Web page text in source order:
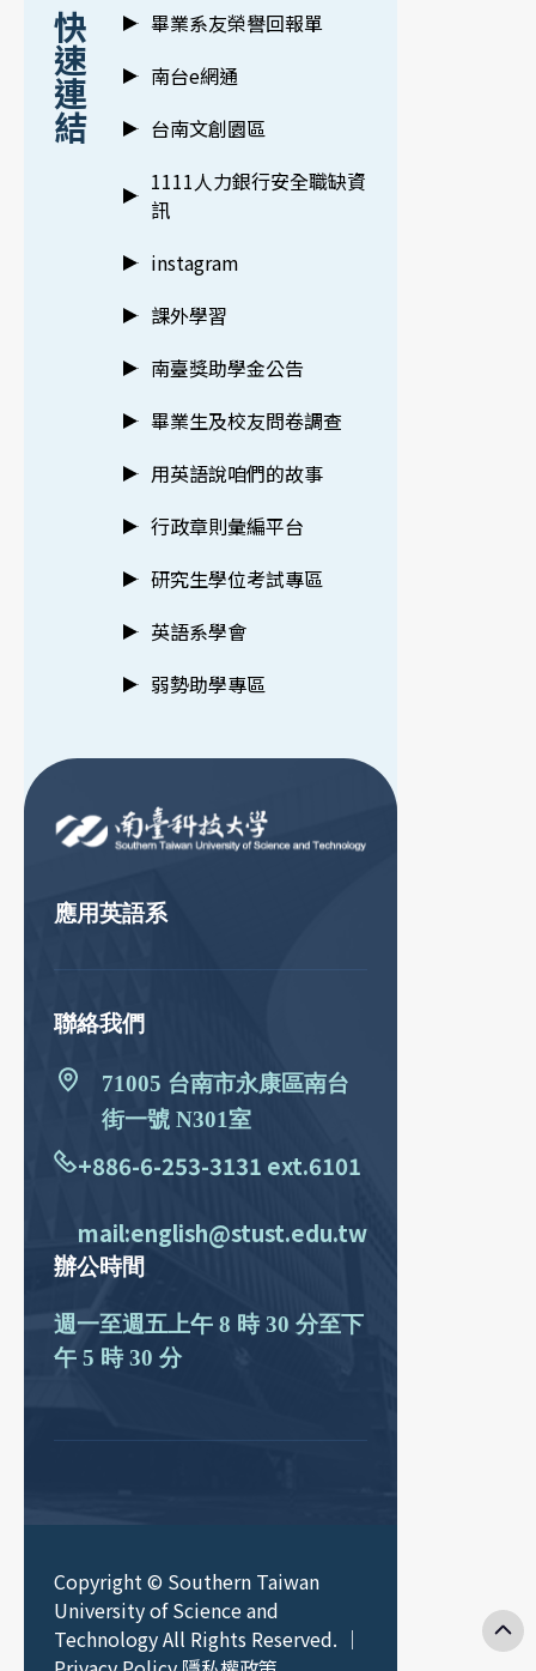
快
速
連
結
畢業系友榮譽回報單
南台e網通
台南文創園區
1111人力銀行安全職缺資
訊
instagram
課外學習
南臺獎助學金公告
畢業生及校友問卷調查
用英語說咱們的故事
行政章則彙編平台
研究生學位考試專區
英語系學會
弱勢助學專區
應用英語系
聯絡我們
71005 台南市永康區南台
街一號 N301室
+886-6-253-3131 ext.6101
mail:english@stust.edu.tw
辦公時間
週一至週五上午 8 時 30 分至下
午 5 時 30 分
Copyright © Southern Taiwan
University of Science and
Technology All Rights Reserved. ｜